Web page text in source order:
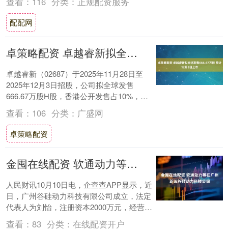
扬了....
配配网
卓策略配资 卓越睿新拟全球发售666.67万股 预计12月8日上市
卓越睿新（02687）于2025年11月28日至
2025年12月3日招股，公司拟全球发售
666.67万股H股，香港公开发售占10%，国
际发售占90%（可予重新分....
查看： 106 分类： 广盛网
卓策略配资
金囤在线配资 软通动力等在广州新设谷硅动力科技公司
人民财讯10月10日电，企查查APP显示，近
日，广州谷硅动力科技有限公司成立，法定
代表人为刘怡，注册资本2000万元，经营范
围包括人工智能应用软件开发、软件开发....
查看： 83 分类： 在线配资开户